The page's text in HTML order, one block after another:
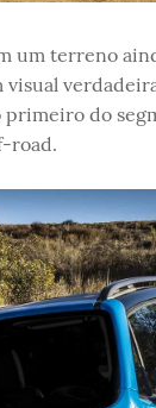
um terreno
visual
do
road.